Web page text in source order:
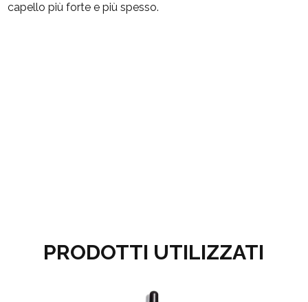
capello più forte e più spesso.
PRODOTTI UTILIZZATI